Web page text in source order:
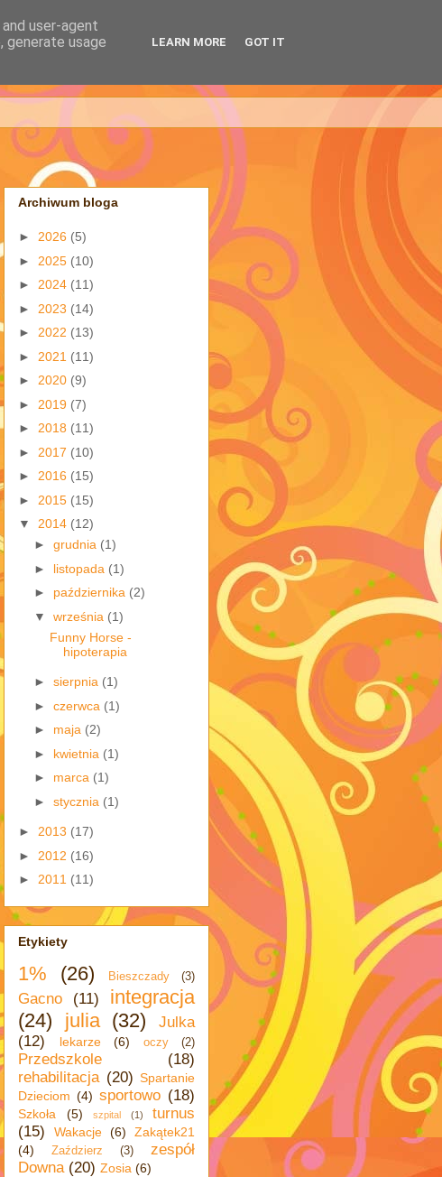
Archiwum bloga
► 2026 (5)
► 2025 (10)
► 2024 (11)
► 2023 (14)
► 2022 (13)
► 2021 (11)
► 2020 (9)
► 2019 (7)
► 2018 (11)
► 2017 (10)
► 2016 (15)
► 2015 (15)
▼ 2014 (12)
► grudnia (1)
► listopada (1)
► października (2)
▼ września (1)
Funny Horse -
hipoterapia
► sierpnia (1)
► czerwca (1)
► maja (2)
► kwietnia (1)
► marca (1)
► stycznia (1)
► 2013 (17)
► 2012 (16)
► 2011 (11)
Etykiety
1% (26) Bieszczady (3)
Gacno (11)
integracja
(24)
julia (32)
Julka
(12)
lekarze (6) oczy (2)
Przedszkole
(18)
rehabilitacja (20) Spartanie
Dzieciom (4) sportowo (18)
Szkoła (5) szpital (1)
turnus
(15)
Wakacje (6)
Zakątek21
(4)
Zaździerz (3)
zespół
Downa (20) Zosia (6)
user-agent
generate usage
LEARN MORE GOT IT